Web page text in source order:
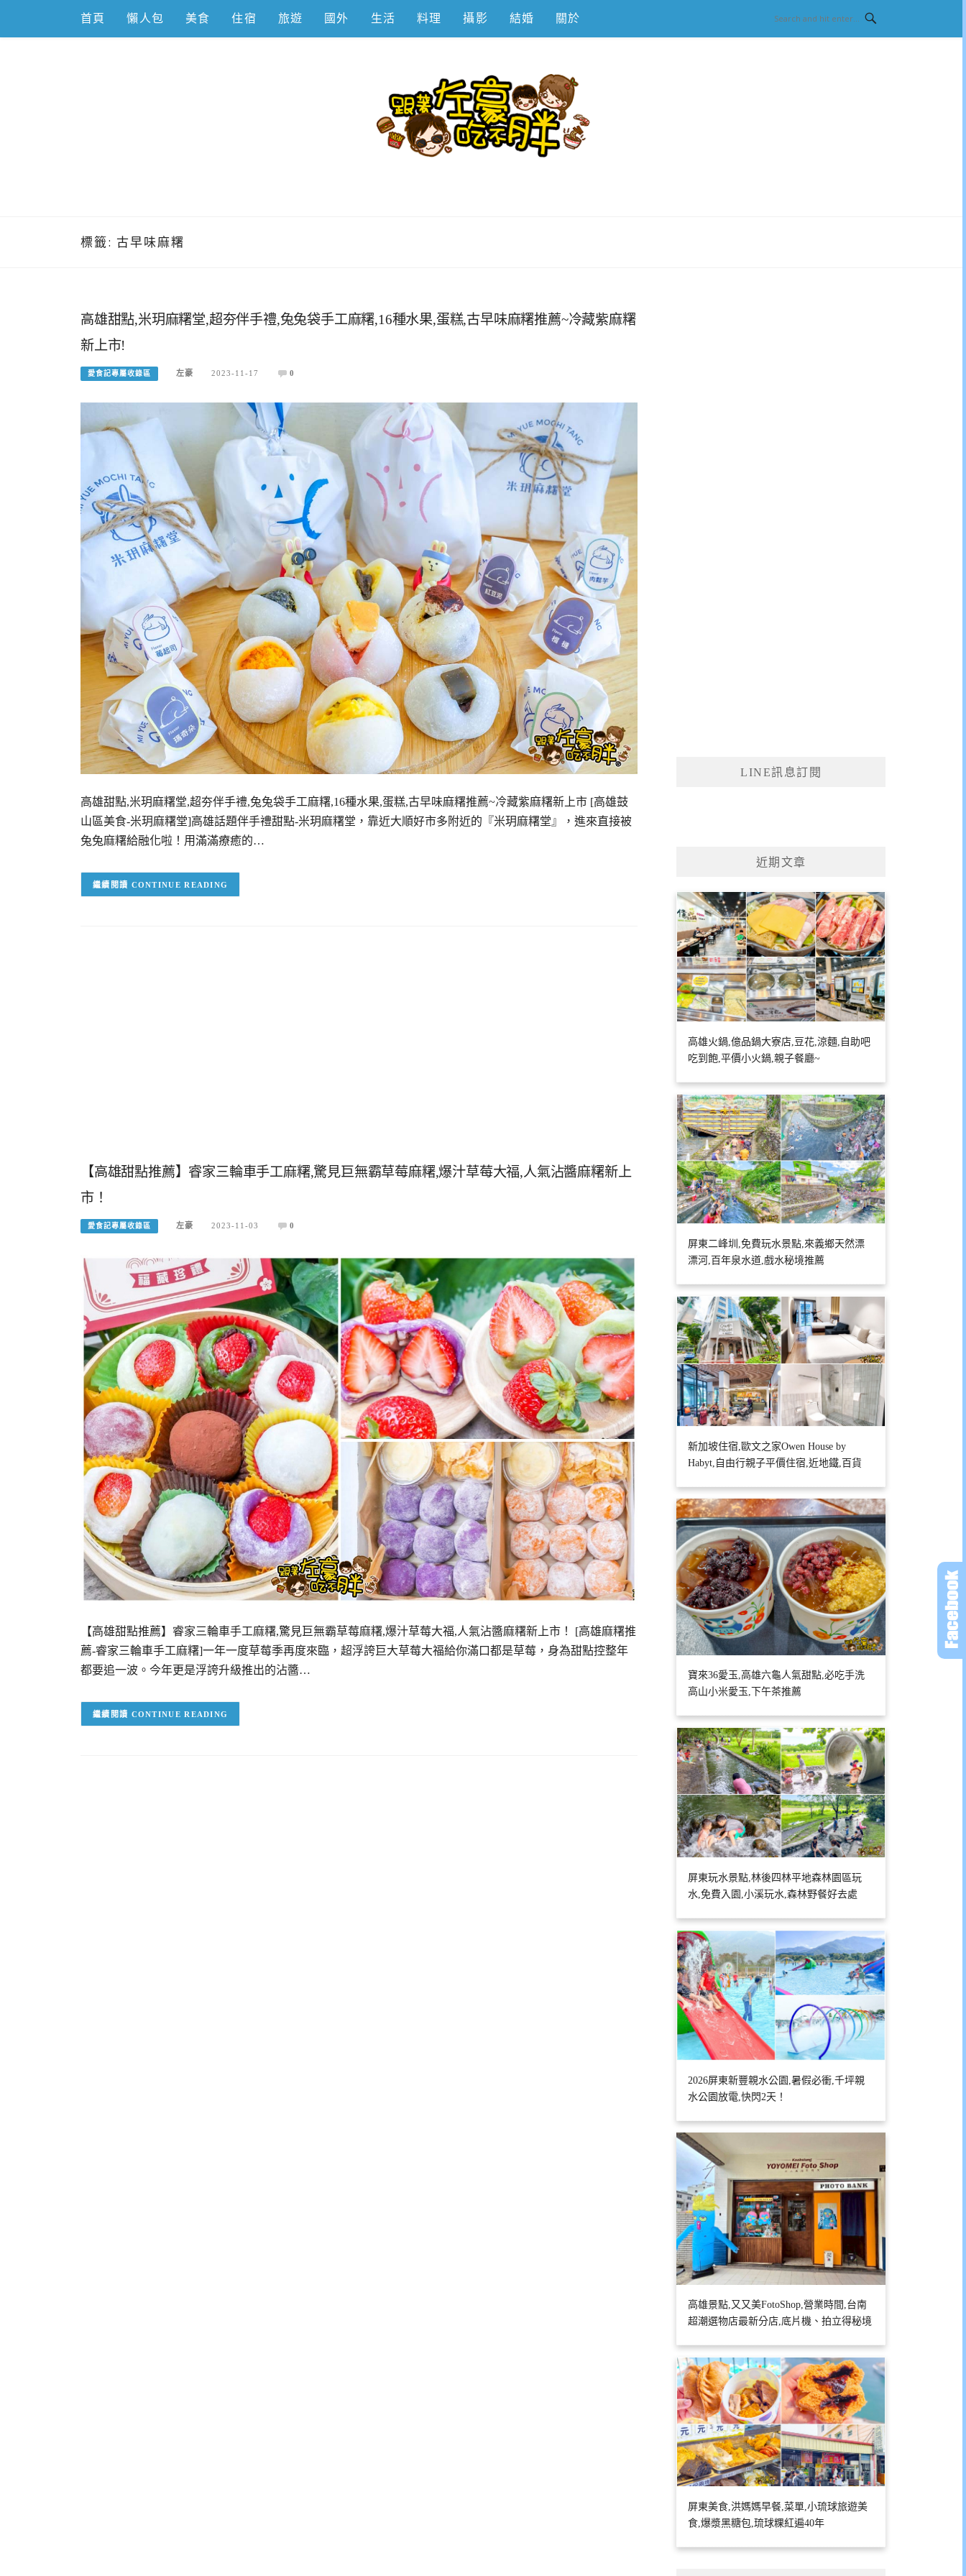
content
首頁 懶人包 美食 住宿 旅遊 國外 生活 料理 攝影 結婚 關於
標籤: 古早味麻糬
高雄甜點,米玥麻糬堂,超夯伴手禮,兔兔袋手工麻糬,16種水果,蛋糕,古早味麻糬推薦~冷藏紫麻糬
新上市!
愛食記專屬收錄區 左豪 2023-11-17 0
高雄甜點,米玥麻糬堂,超夯伴手禮,兔兔袋手工麻糬,16種水果,蛋糕,古早味麻糬推薦~冷藏紫麻糬新上市 [高雄鼓
山區美食-米玥麻糬堂]高雄話題伴手禮甜點-米玥麻糬堂，靠近大順好市多附近的『米玥麻糬堂』，進來直接被
兔兔麻糬給融化啦！用滿滿療癒的…
CONTINUE READING
【高雄甜點推薦】睿家三輪車手工麻糬,驚見巨無霸草莓麻糬,爆汁草莓大福,人氣沾醬麻糬新上
市！
愛食記專屬收錄區 左豪 2023-11-03 0
【高雄甜點推薦】睿家三輪車手工麻糬,驚見巨無霸草莓麻糬,爆汁草莓大福,人氣沾醬麻糬新上市！ [高雄麻糬推
薦-睿家三輪車手工麻糬]一年一度草莓季再度來臨，超浮誇巨大草莓大福給你滿口都是草莓，身為甜點控整年
都要追一波。今年更是浮誇升級推出的沾醬…
CONTINUE READING
LINE訊息訂閱
近期文章
高雄火鍋,億品鍋大寮店,豆花,涼麵,自助吧
吃到飽,平價小火鍋,親子餐廳~
屏東二峰圳,免費玩水景點,來義鄉天然漂
漂河,百年泉水道,戲水秘境推薦
新加坡住宿,歐文之家Owen House by
Habyt,自由行親子平價住宿,近地鐵,百貨
寶來36愛玉,高雄六龜人氣甜點,必吃手洗
高山小米愛玉,下午茶推薦
屏東玩水景點,林後四林平地森林園區玩
水,免費入園,小溪玩水,森林野餐好去處
2026屏東新豐親水公園,暑假必衝,千坪親
水公園放電,快閃2天！
高雄景點,又又美FotoShop,營業時間,台南
超潮選物店最新分店,底片機、拍立得秘境
屏東美食,洪媽媽早餐,菜單,小琉球旅遊美
食,爆漿黑糖包,琉球粿紅遍40年